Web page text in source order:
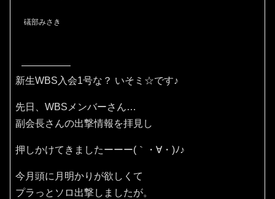
礒部みさき
新生WBS入会1号な？ いそミ☆です♪
先日、WBSメンバーさん…
副会長さんの出撃情報を拝見し
押しかけてきましたーーー(｀・∀・)ﾉ♪
今月頭に月明かりが欲しくて
プラっとソロ出撃しましたが。